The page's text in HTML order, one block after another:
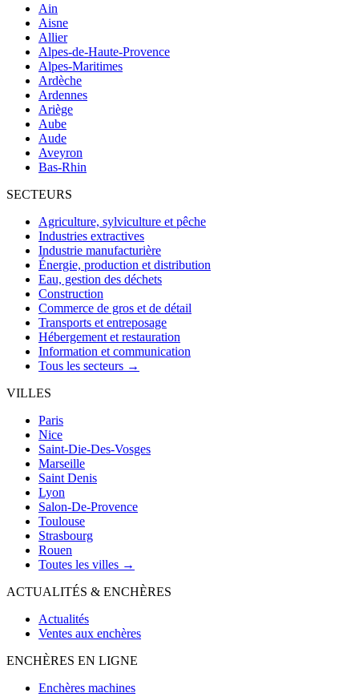
Ain
Aisne
Allier
Alpes-de-Haute-Provence
Alpes-Maritimes
Ardèche
Ardennes
Ariège
Aube
Aude
Aveyron
Bas-Rhin
SECTEURS
Agriculture, sylviculture et pêche
Industries extractives
Industrie manufacturière
Énergie, production et distribution
Eau, gestion des déchets
Construction
Commerce de gros et de détail
Transports et entreposage
Hébergement et restauration
Information et communication
Tous les secteurs →
VILLES
Paris
Nice
Saint-Die-Des-Vosges
Marseille
Saint Denis
Lyon
Salon-De-Provence
Toulouse
Strasbourg
Rouen
Toutes les villes →
ACTUALITÉS & ENCHÈRES
Actualités
Ventes aux enchères
ENCHÈRES EN LIGNE
Enchères machines